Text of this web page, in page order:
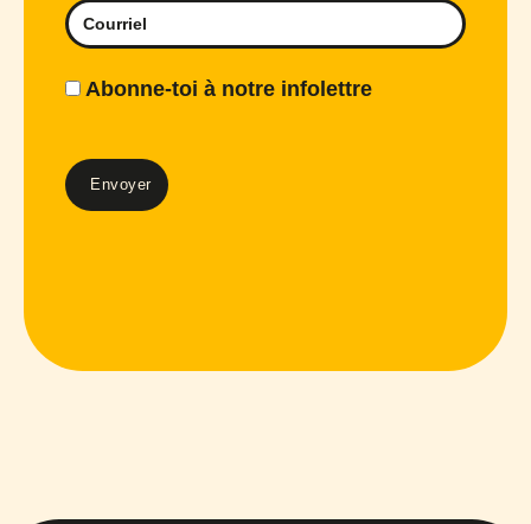
Abonne-toi à notre infolettre